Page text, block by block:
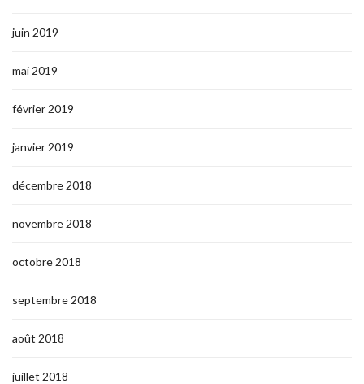
juin 2019
mai 2019
février 2019
janvier 2019
décembre 2018
novembre 2018
octobre 2018
septembre 2018
août 2018
juillet 2018